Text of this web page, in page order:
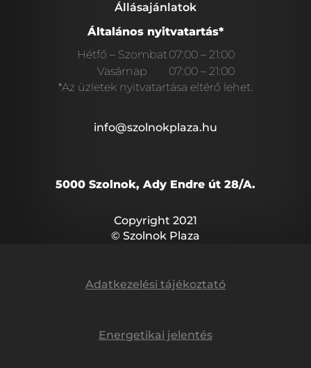
Állásajánlatok
Általános nyitvatartás*
Hétfő – Szombat07:00 – 21:00
Vasárnap
07:00 – 21:00
*Az üzletek nyitvatartása eltérő lehet.
info@szolnokplaza.hu
5000 Szolnok, Ady Endre út 28/A.
Copyright 2021
© Szolnok Plaza
Adatkezelési tájékoztató
Energetikai jelentés